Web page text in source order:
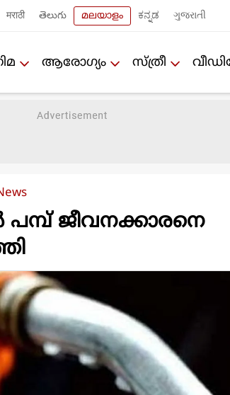
मराठी తెలుగు മലയാളം ಕನ್ನಡ ગુજરાતી
ആരോഗ്യം സ്ത്രീ
പമ്പ് ജീവനക്കാരനെ